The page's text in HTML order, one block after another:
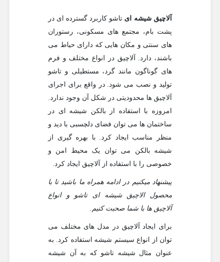
آلاچیق شیشه ایتاشو کاربرد گسترده ای در
پشت بام، مجتمع های مسکونی، رستوران
های سنتی و مکان هایی که دارای حیاط می
باشند، دارد. آلاچیق در انواع مختلف و فرم
های گوناگون مانند گرد، مستطیلی و تاشو
تولید و نصب می شود. در واقع برای اجرای
آلاچیق ها محدودیتی در شکل آن وجود ندارد.
امروزه با استفاده از بالکن شیشه ای در
ساختمان ها می توان فضای دلچسبی با دید و
منظر مناسب ایجاد کرد. با بهره گیری از
شیشه بالکن می توان یک محیط امن و
خصوصی را با استفاده از آلاچیق ایجاد کرد.
پیشنهاد میکنیم در ادامه همراه ما باشید تا با
محصول الاچیق شیشه ای تاشو و انواع
آلاچیق ها با شما صحبت کنیم.
برای ایجاد آلاچیق در مدل های مختلف می
توان از انواع سیستم شیشه استفاده کرد. به
عنوان مثال شیشه تاشو که به آن شیشه